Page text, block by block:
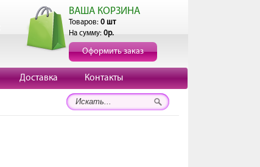
ВАША КОРЗИНА
Товаров: 0 шт
На сумму: 0р.
Оформить заказ
Доставка Контакты